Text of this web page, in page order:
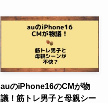
auのiPhone16のCMが物
議！筋トレ男子と母親シー